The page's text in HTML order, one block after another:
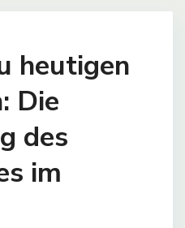
heutigen
Die
des
im